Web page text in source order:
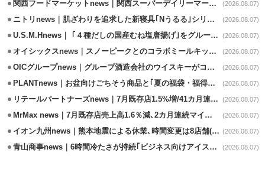
関西フードマーケットnews｜関西スーパーデイリーマート蒲生店8/7改装 (2026.08.07)
ニトリnews｜肌ざわりを追求した新寝具｢Nうるる｣シリーズを発売 (2026.08.07)
U.S.M.Hnews｜ ｢４種だしの国産むね塩唐揚げ｣をグループ610店で共同販促 (2026.08.07)
オイシックスnews｜スノーピークとのコラボミールキット8/13発売 (2026.08.07)
OICグループnews｜グループ酒造会社のウイスキーがコンペティション受賞 (2026.08.07)
PLANTnews｜お盆向けごちそう商品と｢夏の福袋・福得カート｣8/8から開催 (2026.08.07)
リテールパートナーズnews｜7月既存店1.5%増/41カ月連続増 (2026.08.07)
MrMax news｜7月既存店売上高1.6％減､2カ月連続マイナス (2026.08.07)
イオン九州news｜熊本地震による休業､時間変更は8店舗(8/7時点) (2026.08.07)
青山商事news｜6時間冷たさが持続｢ビジネス向けアイスベスト｣発売 (2026.08.07)